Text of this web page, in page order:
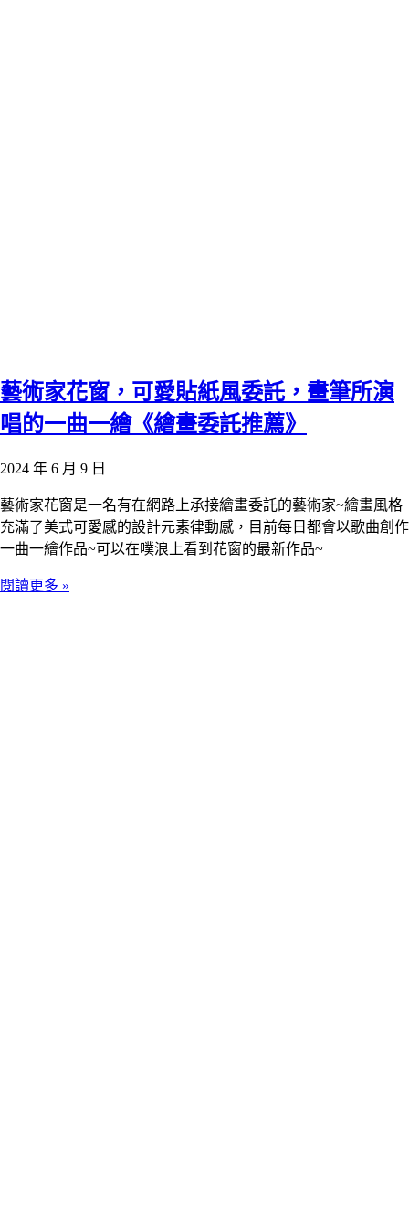
藝術家花窗，可愛貼紙風委託，畫筆所演
唱的一曲一繪《繪畫委託推薦》
2024 年 6 月 9 日
藝術家花窗是一名有在網路上承接繪畫委託的藝術家~繪畫風格
充滿了美式可愛感的設計元素律動感，目前每日都會以歌曲創作
一曲一繪作品~可以在噗浪上看到花窗的最新作品~
閱讀更多 »